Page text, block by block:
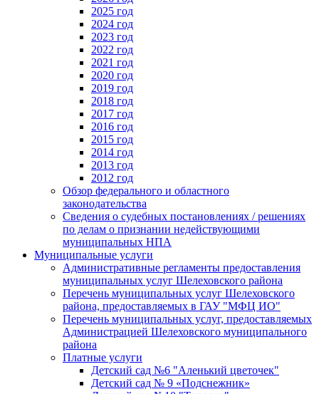
2025 год
2024 год
2023 год
2022 год
2021 год
2020 год
2019 год
2018 год
2017 год
2016 год
2015 год
2014 год
2013 год
2012 год
Обзор федерального и областного
законодательства
Сведения о судебных постановлениях / решениях
по делам о признании недействующими
муниципальных НПА
Муниципальные услуги
Административные регламенты предоставления
муниципальных услуг Шелеховского района
Перечень муниципальных услуг Шелеховского
района, предоставляемых в ГАУ "МФЦ ИО"
Перечень муниципальных услуг, предоставляемых
Администрацией Шелеховского муниципального
района
Платные услуги
Детский сад №6 "Аленький цветочек"
Детский сад № 9 «Подснежник»